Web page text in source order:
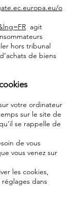
o
agit
hors tribunal
de biens
votre ordinateur
sur le site de
se rappelle de
de vous
vous venez sur
les cookies,
réglages dans